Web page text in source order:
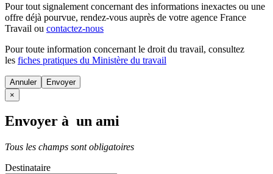
Pour tout signalement concernant des informations inexactes ou une
offre déjà pourvue, rendez-vous auprès de votre agence France
Travail ou contactez-nous
Pour toute information concernant le droit du travail, consultez
les fiches pratiques du Ministère du travail
Annuler
×
Envoyer à un ami
Tous les champs sont obligatoires
Destinataire